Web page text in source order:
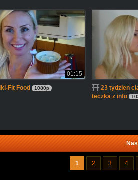
01:15
Fit Food
1080p
23 tydzien
teczka z info
1 2 3 4